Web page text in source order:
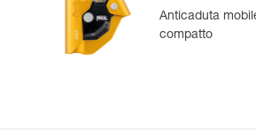
Anticaduta
compatto